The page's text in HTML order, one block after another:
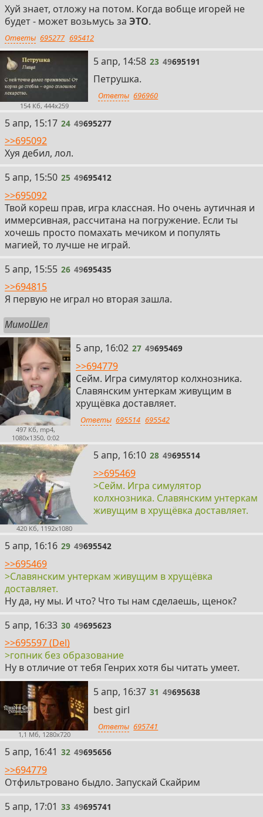
Хуй знает, отложу на потом. Когда вобще игорей не
будет - может возьмусь за ЭТО.
Ответы 695277 695412
154 Кб, 444x259
23
5 апр, 14:58 23 49695191
Петрушка.
Ответы 696960
24
5 апр, 15:17 24 49695277
>>695092
Хуя дебил, лол.
25
5 апр, 15:50 25 49695412
>>695092
Твой кореш прав, игра классная. Но очень аутичная и
иммерсивная, рассчитана на погружение. Если ты
хочешь просто помахать мечиком и популять
магией, то лучше не играй.
26
5 апр, 15:55 26 49695435
>>694815
Я первую не играл но вторая зашла.
МимоШел
497 Кб, mp4,
1080x1350, 0:02
27
5 апр, 16:02 27 49695469
>>694779
Сейм. Игра симулятор колхнозника.
Славянским унтеркам живущим в
хрущёвка доставляет.
Ответы 695514 695542
420 Кб, 1192x1080
28
5 апр, 16:10 28 49695514
>>695469
>Сейм. Игра симулятор
колхнозника. Славянским унтеркам
живущим в хрущёвка доставляет.
29
5 апр, 16:16 29 49695542
>>695469
>Славянским унтеркам живущим в хрущёвка
доставляет.
Ну да, ну мы. И что? Что ты нам сделаешь, щенок?
30
5 апр, 16:33 30 49695623
>>695597 (Del)
>гопник без образование
Ну в отличие от тебя Генрих хотя бы читать умеет.
1,1 Мб, 1280x720
31
5 апр, 16:37 31 49695638
best girl
Ответы 695741
32
5 апр, 16:41 32 49695656
>>694779
Отфильтровано быдло. Запускай Скайрим
33
5 апр, 17:01 33 49695741